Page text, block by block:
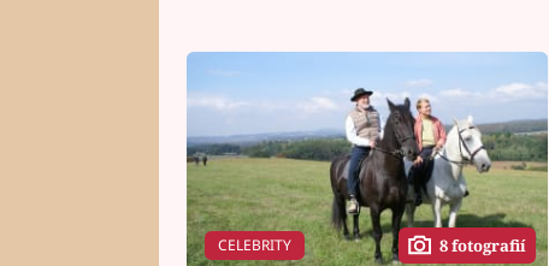
CELEBRITY 8 fotografií